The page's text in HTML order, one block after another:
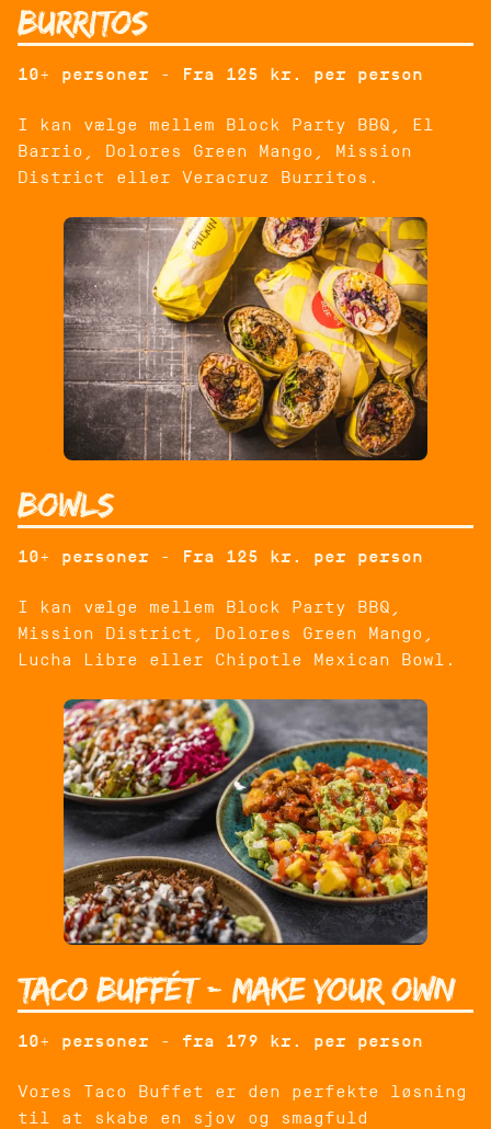
taco buffét - make your own
10+ personer - fra 179 kr. per person
Vores Taco Buffet er den perfekte løsning
til at skabe en sjov og smagfuld
Bowls
10+ personer - Fra 125 kr. per person
I kan vælge mellem Block Party BBQ,
Mission District, Dolores Green Mango,
Lucha Libre eller Chipotle Mexican Bowl.
Burritos
10+ personer - Fra 125 kr. per person
I kan vælge mellem Block Party BBQ, El
Barrio, Dolores Green Mango, Mission
District eller Veracruz Burritos.